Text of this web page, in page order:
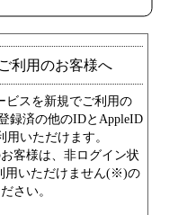
利用のお客様へ
ビスを新規でご利用の
録済の他のIDとAppleID
いただけます。
客様は、非ログイン状
用いただけません(※)の
さい。